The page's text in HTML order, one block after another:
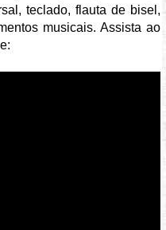
teclado, flauta de bisel,
musicais. Assista ao